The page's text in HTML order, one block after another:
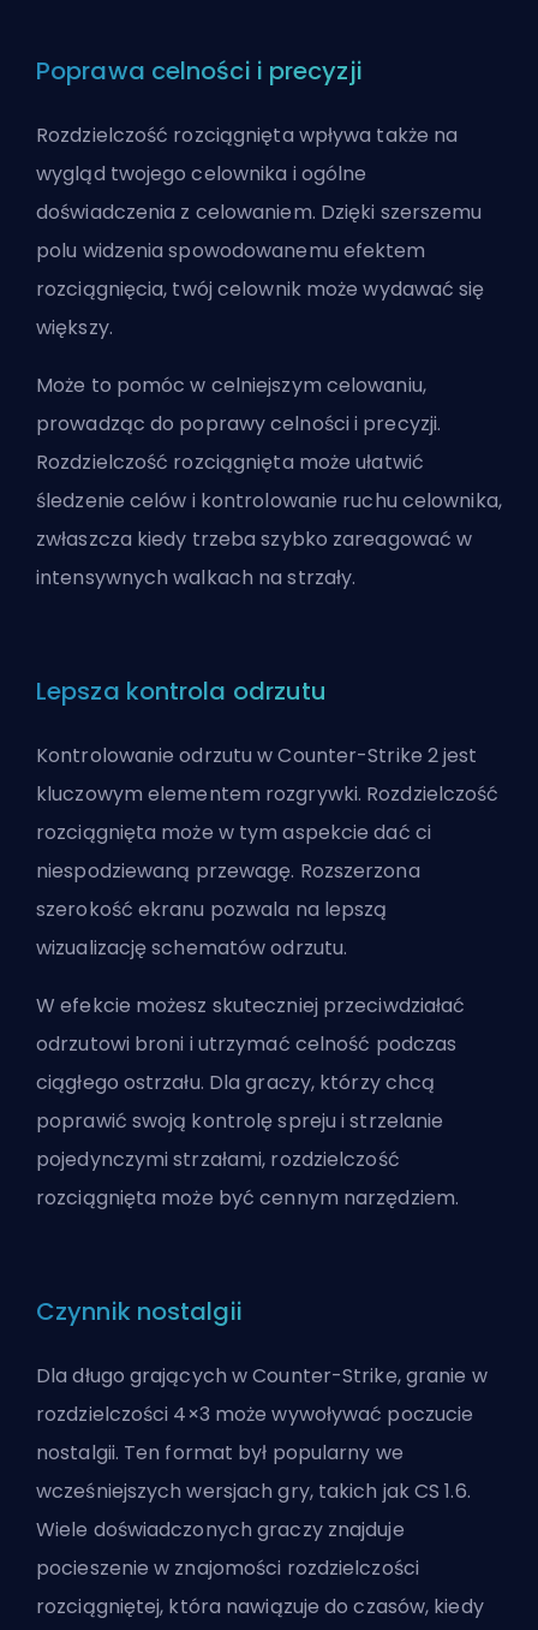
Poprawa celności i precyzji
Rozdzielczość rozciągnięta wpływa także na
wygląd twojego celownika i ogólne
doświadczenia z celowaniem. Dzięki szerszemu
polu widzenia spowodowanemu efektem
rozciągnięcia, twój celownik może wydawać się
większy.
Może to pomóc w celniejszym celowaniu,
prowadząc do poprawy celności i precyzji.
Rozdzielczość rozciągnięta może ułatwić
śledzenie celów i kontrolowanie ruchu celownika,
zwłaszcza kiedy trzeba szybko zareagować w
intensywnych walkach na strzały.
Lepsza kontrola odrzutu
Kontrolowanie odrzutu w Counter-Strike 2 jest
kluczowym elementem rozgrywki. Rozdzielczość
rozciągnięta może w tym aspekcie dać ci
niespodziewaną przewagę. Rozszerzona
szerokość ekranu pozwala na lepszą
wizualizację schematów odrzutu.
W efekcie możesz skuteczniej przeciwdziałać
odrzutowi broni i utrzymać celność podczas
ciągłego ostrzału. Dla graczy, którzy chcą
poprawić swoją kontrolę spreju i strzelanie
pojedynczymi strzałami, rozdzielczość
rozciągnięta może być cennym narzędziem.
Czynnik nostalgii
Dla długo grających w Counter-Strike, granie w
rozdzielczości 4×3 może wywoływać poczucie
nostalgii. Ten format był popularny we
wcześniejszych wersjach gry, takich jak CS 1.6.
Wiele doświadczonych graczy znajduje
pocieszenie w znajomości rozdzielczości
rozciągniętej, która nawiązuje do czasów, kiedy